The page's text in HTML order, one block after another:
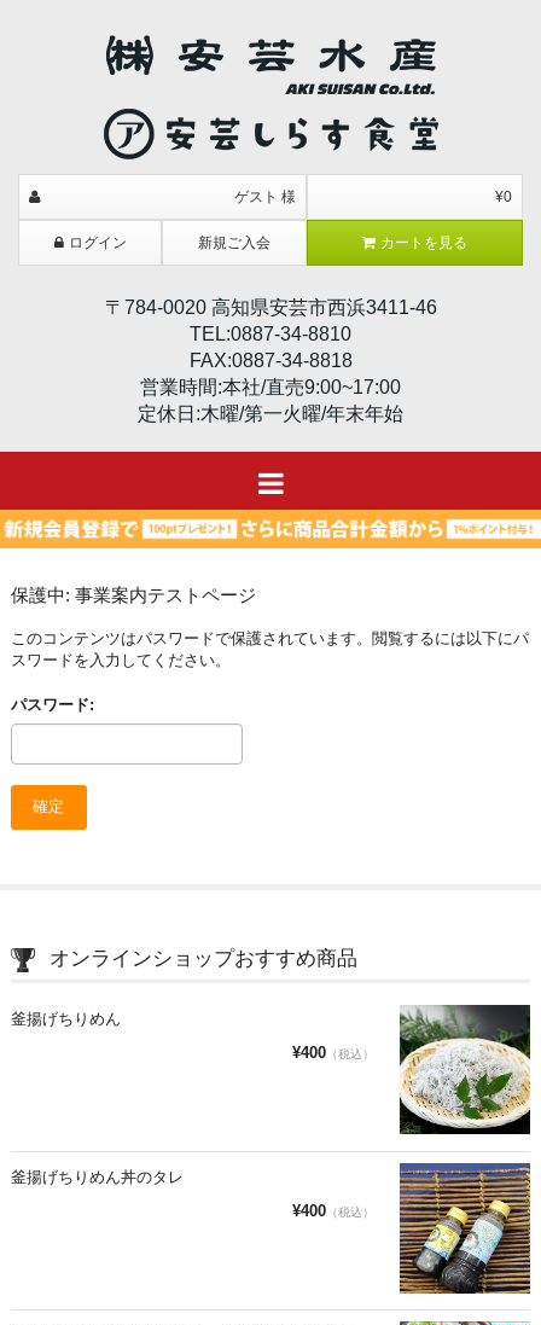
ゲスト 様
ログイン 新規ご入会
¥0
カートを見る
〒784-0020 高知県安芸市西浜3411-46
TEL:0887-34-8810
FAX:0887-34-8818
営業時間:本社/直売9:00~17:00
定休日:木曜/第一火曜/年末年始
保護中: 事業案内テストページ
このコンテンツはパスワードで保護されています。閲覧するには以下にパ
スワードを入力してください。
パスワード:
オンラインショップおすすめ商品
釜揚げちりめん
¥400（税込）
釜揚げちりめん丼のタレ
¥400（税込）